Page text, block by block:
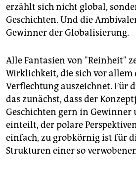
erzählt sich nicht global,
Geschichten. Und die
Gewinner der Globalisierung.
Alle Fantasien von "Reinheit"
Wirklichkeit, die sich vor allem
Verflechtung auszeichnet. Für
das zunächst, dass der
Geschichten gern in Gewinner
einteilt, der polare
einfach, zu grobkörnig ist für
Strukturen einer so